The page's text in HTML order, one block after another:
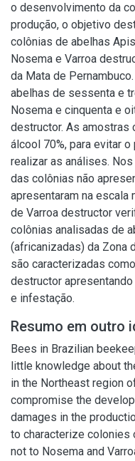
o desenvolvimento da
produção, o objetivo
colônias de abelhas
Nosema e Varroa
da Mata de
abelhas de sessenta e
Nosema e cinquenta e
destructor. As amostras
álcool 70%, para evitar
realizar as análises.
das colônias não
apresentaram na escala
de Varroa destructor
colônias analisadas de
(africanizadas) da Zona
são caracterizadas
destructor
e infestação.
Resumo em outro
Bees in Brazilian
little knowledge about
in the Northeast region
compromise the
damages in the
to characterize
not to Nosema and